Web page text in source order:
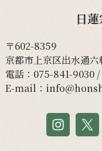
日
〒602-8359
京都市上京区出水通
電話： 075-841-9030/
E-mail：